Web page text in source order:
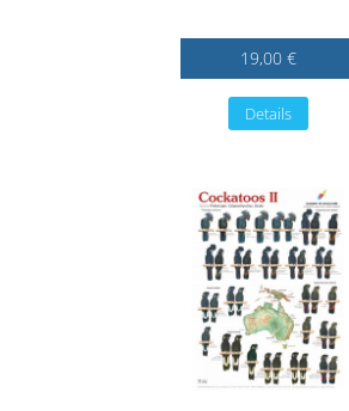
19,00 €
Details